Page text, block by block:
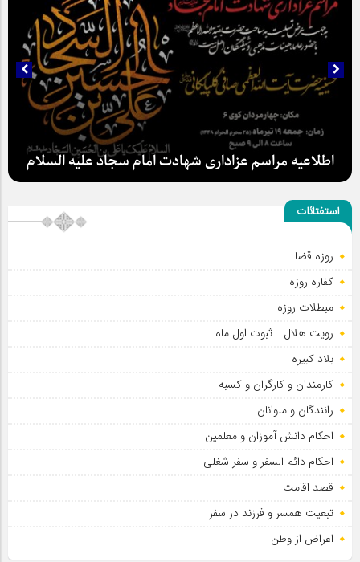
اطلاعیه مراسم عزاداری شهادت امام سجاد علیه السلام
استفتائات
روزه قضا
کفاره روزه
مبطلات روزه
رویت هلال ـ ثبوت اول ماه
بلاد کبیره
کارمندان و کارگران و کسبه
رانندگان و ملوانان
احکام دانش آموزان و معلمین
احکام دائم السفر و سفر شغلی
قصد اقامت
تبعیت همسر و فرزند در سفر
اعراض از وطن